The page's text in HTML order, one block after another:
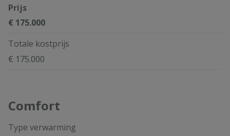
Prijs
€ 175.000
Totale kostprijs
€ 175.000
Comfort
Type verwarming